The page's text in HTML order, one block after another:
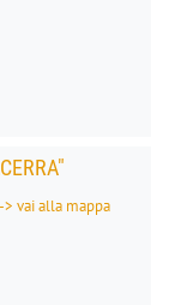
vai alla mappa